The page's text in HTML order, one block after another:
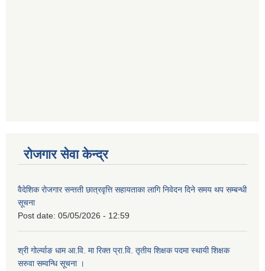
रोजगार सेवा केन्द्र
वैदेशिक रोजगार सन्तती छात्रवृत्ति सहायताका लागि निवेदन दिने समय थप सम्बन्धी
सूचना
Post date: 05/05/2026 - 12:59
श्री गोर्ल्याङ धाम आ.वि. मा रिक्त प्रा.वि. तृतीय शिक्षक पदमा स्थायी शिक्षक
सरुवा सम्वन्धि सूचना ।